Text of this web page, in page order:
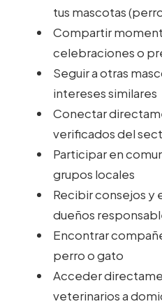
tus mascotas
Compartir
celebraciones o
Seguir a otras
intereses similares
Conectar
verificados del
Participar en
grupos locales
Recibir consejos y
dueños
Encontrar
perro o gato
Acceder
veterinarios a